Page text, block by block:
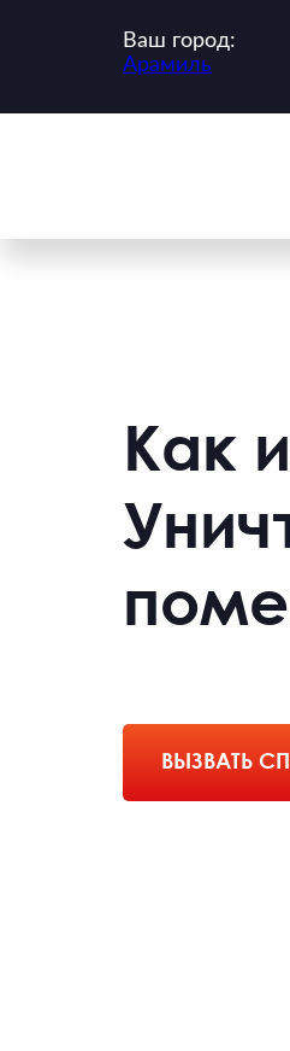
Ваш город:
Арамиль
Как
ВЫЗВАТЬ